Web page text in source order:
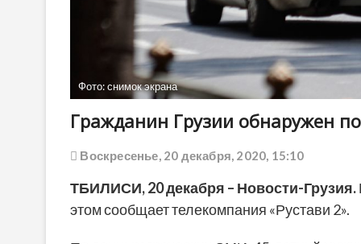
Фото: снимок экрана
Гражданин Грузии обнаружен
Воскресенье, 20 декабря, 2020, 15:10
ТБИЛИСИ, 20 декабря – Новости-Грузия.
этом сообщает телекомпания «Рустави 2».